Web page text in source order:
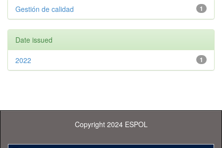
1
Gestión de calidad
Date issued
1
2022
Copyright 2024 ESPOL